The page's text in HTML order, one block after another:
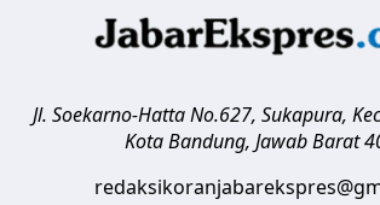
Jl. Soekarno-Hatta No.627, Sukapura,
Kota Bandung, Jawab Barat